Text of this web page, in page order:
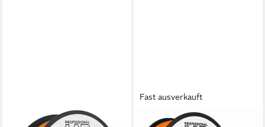
PROF. LAB
Fast ausverkauft
PROF. LAB